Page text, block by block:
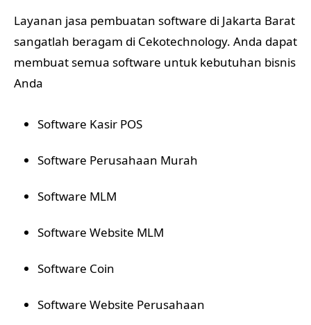
Layanan jasa pembuatan software di Jakarta Barat
sangatlah beragam di Cekotechnology. Anda dapat
membuat semua software untuk kebutuhan bisnis
Anda
Software Kasir POS
Software Perusahaan Murah
Software MLM
Software Website MLM
Software Coin
Software Website Perusahaan